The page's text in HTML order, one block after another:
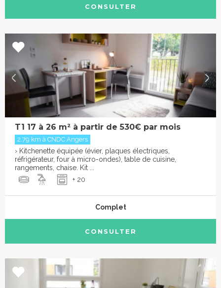
CONSULTER
T1 17 à 26 m² à partir de 530€ par mois
2.79 km à CNDC Angers
› Kitchenette équipée (évier, plaques électriques,
réfrigérateur, four à micro-ondes), table de cuisine,
rangements, chaise. Kit ...
+ 20
Complet
CONSULTER